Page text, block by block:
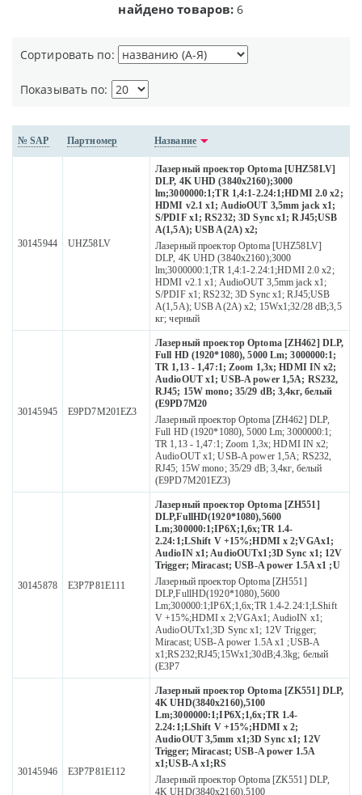
найдено товаров: 6
Сортировать по:
Показывать по:
№ SAP Партномер Название
30145944 UHZ58LV
Лазерный проектор Optoma [UHZ58LV]
DLP, 4K UHD (3840x2160);3000
lm;3000000:1;TR 1,4:1-2.24:1;HDMI 2.0 x2;
HDMI v2.1 x1; AudioOUT 3,5mm jack x1;
S/PDIF x1; RS232; 3D Sync x1; RJ45;USB
A(1,5A); USB A(2A) x2;
Лазерный проектор Optoma [UHZ58LV]
DLP, 4K UHD (3840x2160);3000
lm;3000000:1;TR 1,4:1-2.24:1;HDMI 2.0 x2;
HDMI v2.1 x1; AudioOUT 3,5mm jack x1;
S/PDIF x1; RS232; 3D Sync x1; RJ45;USB
A(1,5A); USB A(2A) x2; 15Wх1;32/28 dB;3,5
кг; черный
30145945 E9PD7M201EZ3
Лазерный проектор Optoma [ZH462] DLP,
Full HD (1920*1080), 5000 Lm; 3000000:1;
TR 1,13 - 1,47:1; Zoom 1,3x; HDMI IN x2;
AudioOUT x1; USB-A power 1,5A; RS232,
RJ45; 15W mono; 35/29 dB; 3,4кг, белый
(E9PD7M20
Лазерный проектор Optoma [ZH462] DLP,
Full HD (1920*1080), 5000 Lm; 3000000:1;
TR 1,13 - 1,47:1; Zoom 1,3x; HDMI IN x2;
AudioOUT x1; USB-A power 1,5A; RS232,
RJ45; 15W mono; 35/29 dB; 3,4кг, белый
(E9PD7M201EZ3)
30145878 E3P7P81E111
Лазерный проектор Optoma [ZH551]
DLP,FullHD(1920*1080),5600
Lm;300000:1;IP6X;1,6x;TR 1.4-
2.24:1;LShift V +15%;HDMI x 2;VGAx1;
AudioIN x1; AudioOUTx1;3D Sync x1; 12V
Trigger; Miracast; USB-A power 1.5A x1 ;U
Лазерный проектор Optoma [ZH551]
DLP,FullHD(1920*1080),5600
Lm;300000:1;IP6X;1,6x;TR 1.4-2.24:1;LShift
V +15%;HDMI x 2;VGAx1; AudioIN x1;
AudioOUTx1;3D Sync x1; 12V Trigger;
Miracast; USB-A power 1.5A x1 ;USB-A
x1;RS232;RJ45;15Wx1;30dB;4.3kg; белый
(E3P7
30145946 E3P7P81E112
Лазерный проектор Optoma [ZK551] DLP,
4K UHD(3840x2160),5100
Lm;3000000:1;IP6X;1,6x;TR 1.4-
2.24:1;LShift V +15%;HDMI x 2;
AudioOUT 3,5mm x1;3D Sync x1; 12V
Trigger; Miracast; USB-A power 1.5A
x1;USB-A x1;RS
Лазерный проектор Optoma [ZK551] DLP,
4K UHD(3840x2160),5100